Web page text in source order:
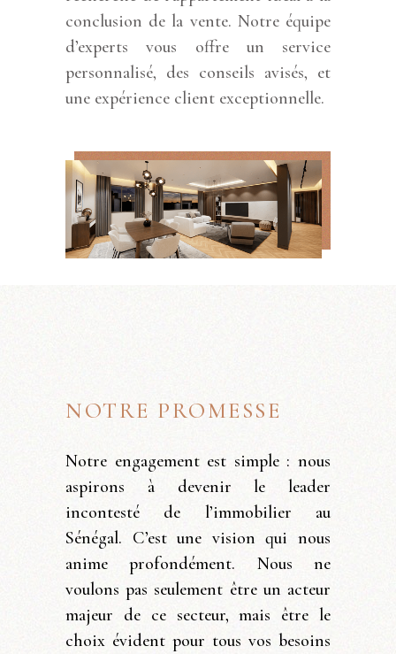
conclusion de la vente. Notre équipe
d’experts vous offre un service
personnalisé, des conseils avisés, et
une expérience client exceptionnelle.
NOTRE PROMESSE
Notre engagement est simple : nous
aspirons à devenir le leader
incontesté de l’immobilier au
Sénégal. C’est une vision qui nous
anime profondément. Nous ne
voulons pas seulement être un acteur
majeur de ce secteur, mais être le
choix évident pour tous vos besoins